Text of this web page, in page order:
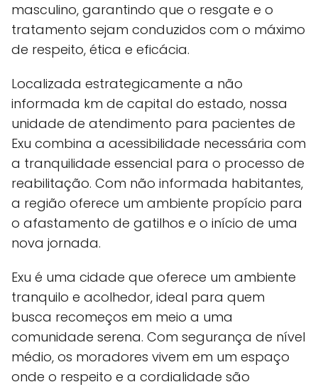
masculino, garantindo que o resgate e o
tratamento sejam conduzidos com o máximo
de respeito, ética e eficácia.
Localizada estrategicamente a não
informada km de capital do estado, nossa
unidade de atendimento para pacientes de
Exu combina a acessibilidade necessária com
a tranquilidade essencial para o processo de
reabilitação. Com não informada habitantes,
a região oferece um ambiente propício para
o afastamento de gatilhos e o início de uma
nova jornada.
Exu é uma cidade que oferece um ambiente
tranquilo e acolhedor, ideal para quem
busca recomeços em meio a uma
comunidade serena. Com segurança de nível
médio, os moradores vivem em um espaço
onde o respeito e a cordialidade são